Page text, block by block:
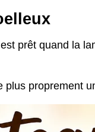
prêt quand la
proprement